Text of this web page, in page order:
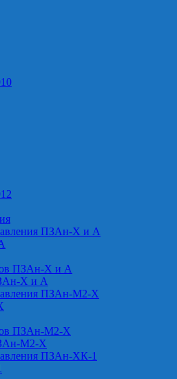
ПЗАн-Х и А
ПЗАн-Х и А
Х и А
ПЗАн-М2-Х
ПЗАн-М2-Х
М2-Х
ПЗАн-ХК-1